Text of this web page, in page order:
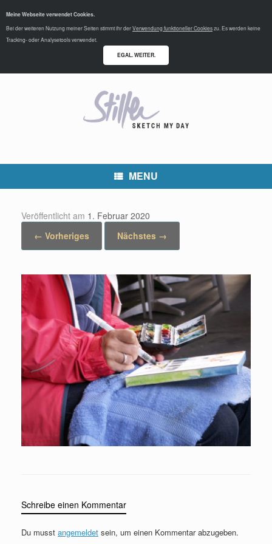
MENU
Veröffentlicht am 1. Februar 2020
← Vorheriges
Nächstes →
Schreibe einen Kommentar
Du musst angemeldet sein, um einen Kommentar abzugeben.
Meine Webseite verwendet Cookies.
Bei der weiteren Nutzung meiner Seiten stimmt ihr derVerwendung funktioneller Cookieszu. Es werden keine
Tracking- oder Analysetools verwendet.
EGAL. WEITER.